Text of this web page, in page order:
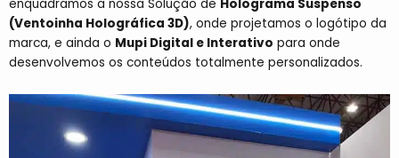
enquadramos a nossa Solução de Holograma Suspenso
(Ventoinha Holográfica 3D), onde projetamos o logótipo da
marca, e ainda o Mupi Digital e Interativo para onde
desenvolvemos os conteúdos totalmente personalizados.